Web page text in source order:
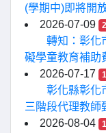
(學期中)即將開
2026-07-09
轉知：彰化
礙學童教育補助
2026-07-17
彰化縣彰化
三階段代理教師
2026-08-04